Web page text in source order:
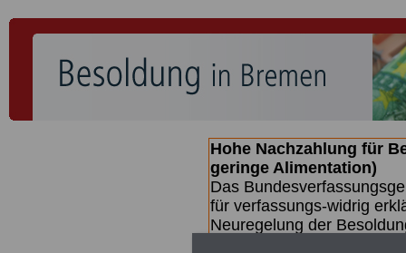
Hohe Nachzahlung für
geringe Alimentation)
Das
für verfassungs-widrig
Neuregelung der